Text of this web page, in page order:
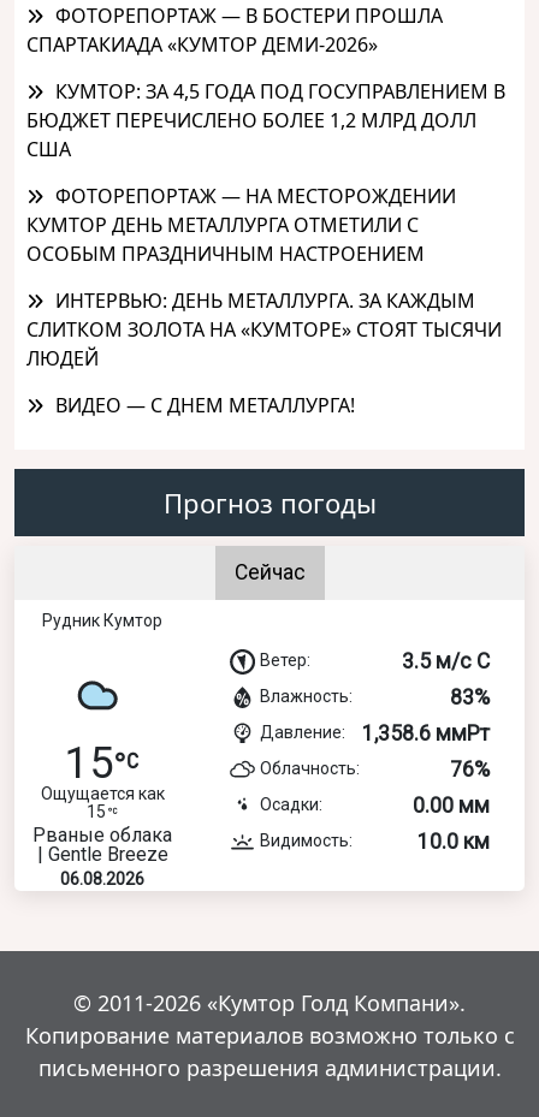
ФОТОРЕПОРТАЖ — В БОСТЕРИ ПРОШЛА
СПАРТАКИАДА «КУМТОР ДЕМИ-2026»
КУМТОР: ЗА 4,5 ГОДА ПОД ГОСУПРАВЛЕНИЕМ В
БЮДЖЕТ ПЕРЕЧИСЛЕНО БОЛЕЕ 1,2 МЛРД ДОЛЛ
США
ФОТОРЕПОРТАЖ — НА МЕСТОРОЖДЕНИИ
КУМТОР ДЕНЬ МЕТАЛЛУРГА ОТМЕТИЛИ С
ОСОБЫМ ПРАЗДНИЧНЫМ НАСТРОЕНИЕМ
ИНТЕРВЬЮ: ДЕНЬ МЕТАЛЛУРГА. ЗА КАЖДЫМ
СЛИТКОМ ЗОЛОТА НА «КУМТОРЕ» СТОЯТ ТЫСЯЧИ
ЛЮДЕЙ
ВИДЕО — С ДНЕМ МЕТАЛЛУРГА!
Прогноз погоды
Сейчас
Рудник Кумтор
15
Ощущается как
15
Рваные облака
| Gentle Breeze
06.08.2026
Ветер: 3.5 м/с С
Влажность: 83%
Давление: 1,358.6 ммРт
Облачность: 76%
Осадки: 0.00 мм
Видимость: 10.0 км
© 2011-2026 «Кумтор Голд Компани».
Копирование материалов возможно только с
письменного разрешения администрации.